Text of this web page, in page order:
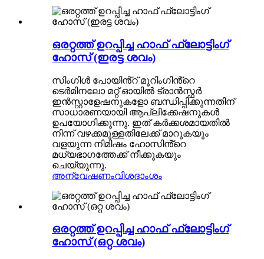
ഒരറ്റത്ത് ഉറപ്പിച്ച ഹാഫ് ഫ്ലോട്ടിംഗ്
ഹോസ് (ഇരട്ട ശവം)
സിംഗിൾ പോയിൻ്റ് മൂറിംഗിൻ്റെ
ടെർമിനലോ മറ്റ് ഓയിൽ ട്രാൻസ്ഫർ
ഇൻസ്റ്റാളേഷനുകളോ ബന്ധിപ്പിക്കുന്നതിന്
സാധാരണയായി ആപ്ലിക്കേഷനുകൾ
ഉപയോഗിക്കുന്നു. ഇത് കർക്കശമായതിൽ
നിന്ന് വഴക്കമുള്ളതിലേക്ക് മാറുകയും
വളയുന്ന നിമിഷം ഹോസിൻ്റെ
മധ്യഭാഗത്തേക്ക് നീക്കുകയും
ചെയ്യുന്നു.
അന്വേഷണംവിശദാംശം
ഒരറ്റത്ത് ഉറപ്പിച്ച ഹാഫ് ഫ്ലോട്ടിംഗ്
ഹോസ് (ഒറ്റ ശവം)